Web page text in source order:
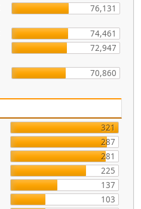
76,131
74,461
72,947
70,860
321
287
281
225
137
103